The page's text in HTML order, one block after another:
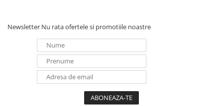
Newsletter Nu rata ofertele si promotiile noastre